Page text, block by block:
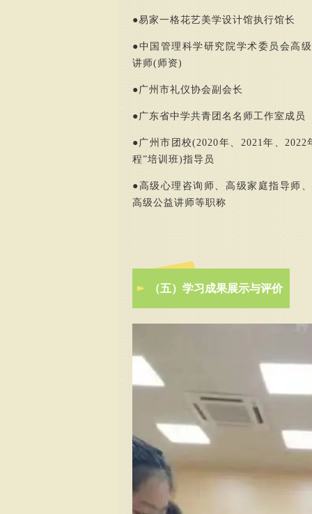
●易家一格花艺美学设计馆执行馆长
●中国管理科学研究院学术委员会高
讲师(师资)
●广州市礼仪协会副会长
●广东省中学共青团名名师工作室成员
●广州市团校(2020年、2021年、2022
程”培训班)指导员
●高级心理咨询师、高级家庭指导师
高级公益讲师等职称
（五）学习成果展示与评价